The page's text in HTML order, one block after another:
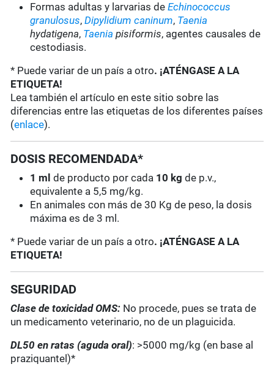
Formas adultas y larvarias deEchinococcus
granulosus,Dipylidium caninum, Taenia
hydatigena, Taenia pisiformis, agentes causales de
cestodiasis.
* Puede variar de un país a otro. ¡ATÉNGASE A LA
ETIQUETA!
Lea también el artículo en este sitio sobre las
diferencias entre las etiquetas de los diferentes países
(enlace).
DOSIS RECOMENDADA*
1 ml de producto por cada 10 kg de p.v.,
equivalente a 5,5 mg/kg.
En animales con más de 30 Kg de peso, la dosis
máxima es de 3 ml.
* Puede variar de un país a otro. ¡ATÉNGASE A LA
ETIQUETA!
SEGURIDAD
Clase de toxicidad OMS: No procede, pues se trata de
un medicamento veterinario, no de un plaguicida.
DL50 en ratas (aguda oral): >5000 mg/kg (en base al
praziquantel)*